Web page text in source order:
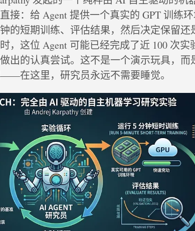
接：给 Agent 提供一个真实的 GPT 训练
的短期训练、评估结果，然后决定保留还
，这位 Agent 可能已经完成了近 100 次实
出的认真尝试。这不是一个演示玩具，而
在这里，研究员永远不需要睡觉。